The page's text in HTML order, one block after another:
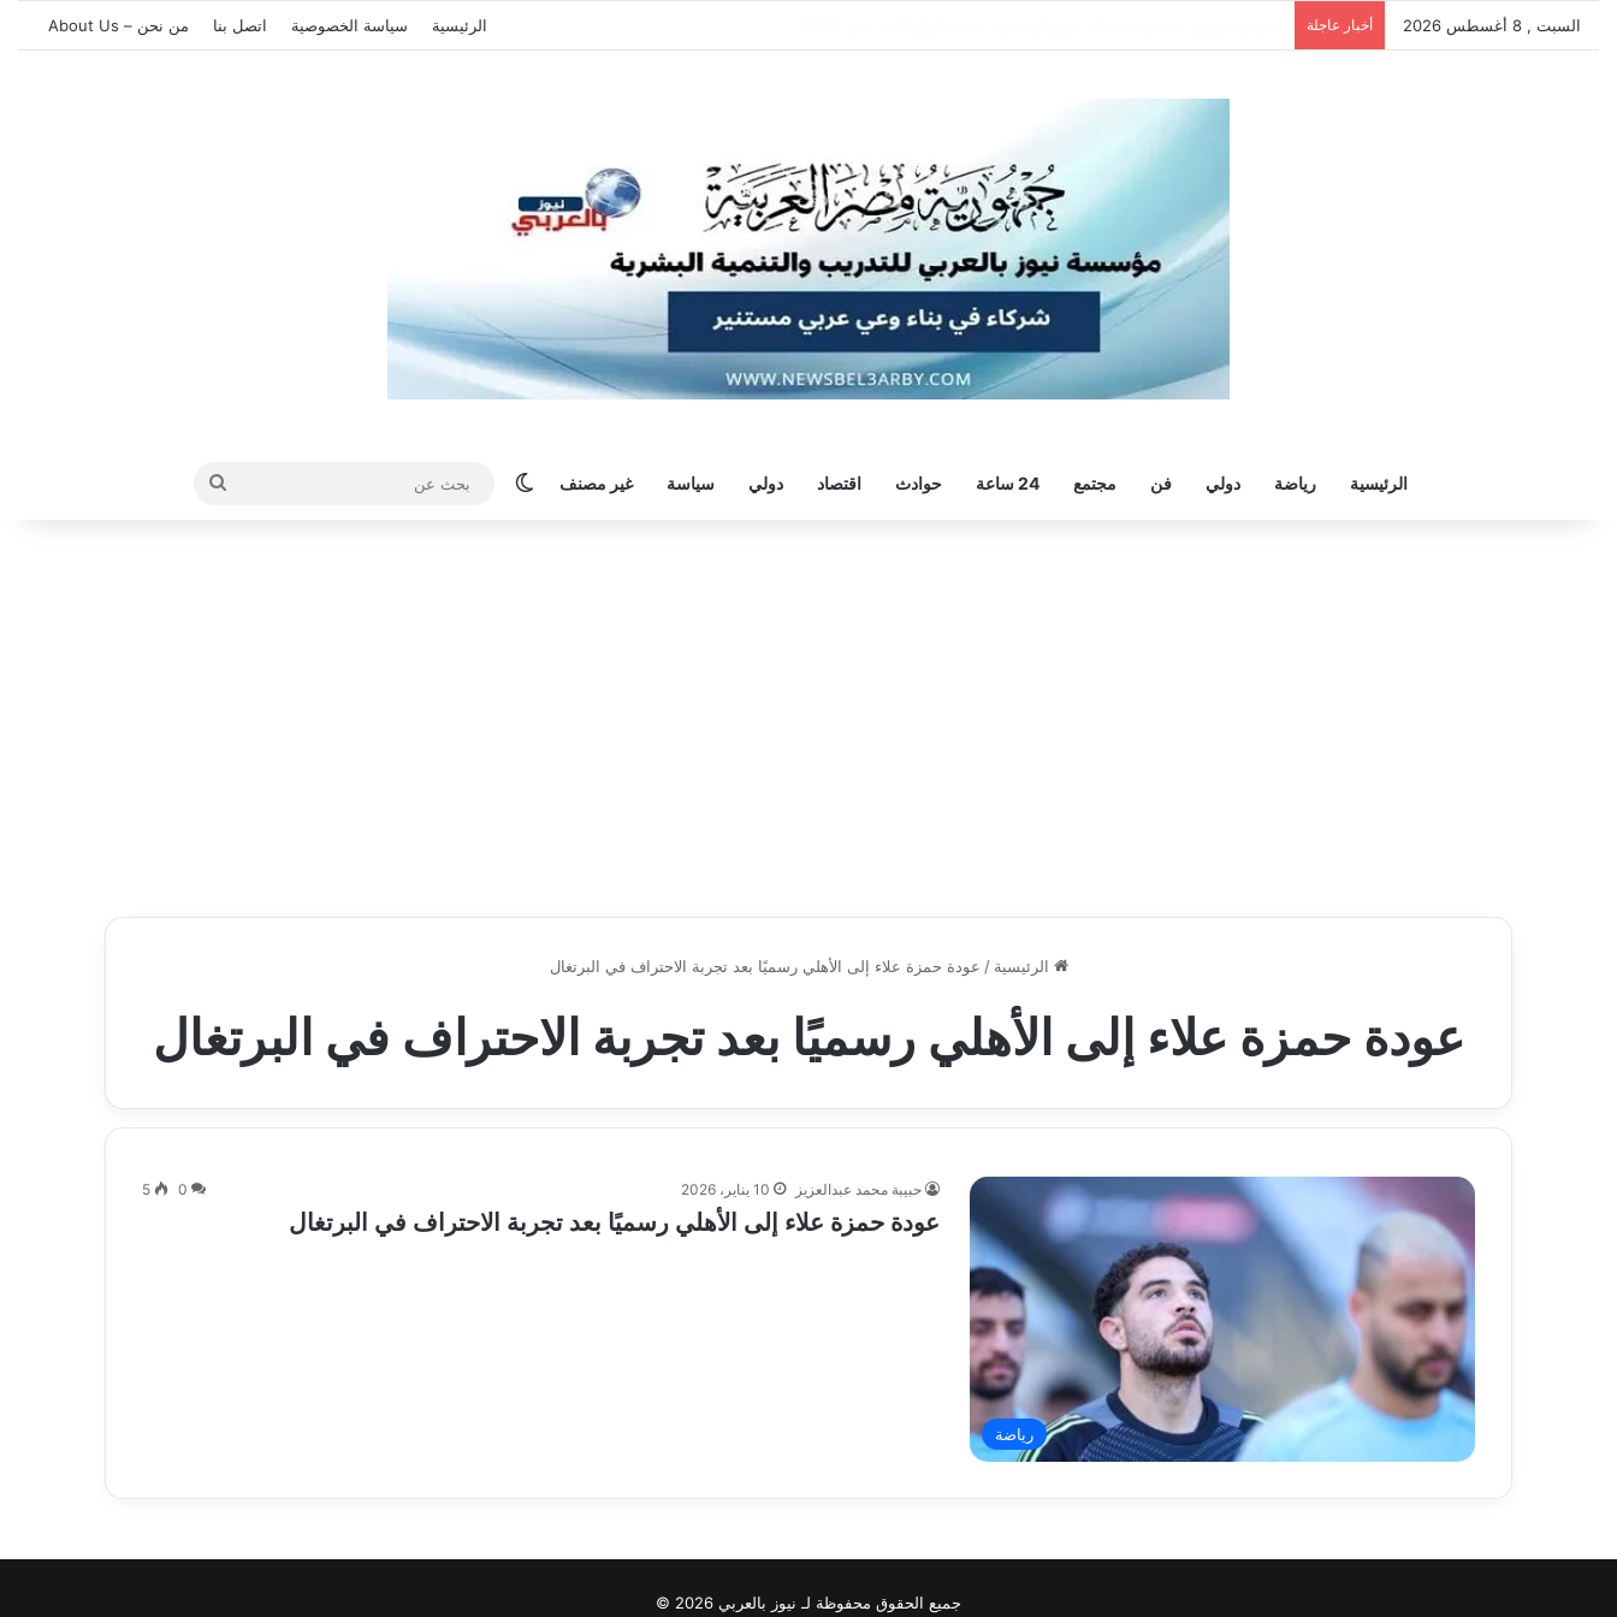
السبت , 8 أغسطس 2026 أخبار عاجلة الرئيسية سياسة الخصوصية اتصل بنا من نحن – About Us
الرئيسية رياضة دولي فن مجتمع 24 ساعة حوادث اقتصاد دولي سياسة غير مصنف الوضع المظلم
بحث
الرئيسية / عودة حمزة علاء إلى الأهلي رسميًا بعد تجربة الاحتراف في البرتغال
عودة حمزة علاء إلى الأهلي رسميًا بعد تجربة الاحتراف في البرتغال
رياضة
حبيبة محمد عبدالعزيز 10 يناير، 2026 0
5
عودة حمزة علاء إلى الأهلي رسميًا بعد تجربة الاحتراف في البرتغال
جميع الحقوق محفوظة لـ نيوز بالعربي 2026 ©